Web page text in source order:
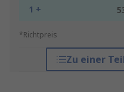
1 +
*Richtpreis
Zu einer